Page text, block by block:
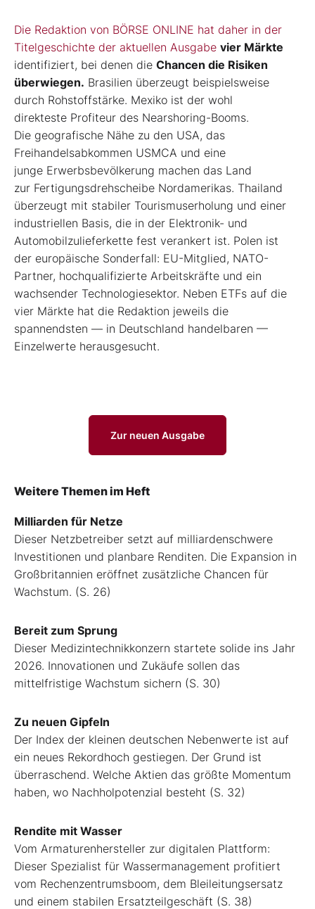
Die Redaktion von BÖRSE ONLINE hat daher in der
Titelgeschichte der aktuellen Ausgabe vier Märkte
identifiziert, bei denen die Chancen die Risiken
überwiegen. Brasilien überzeugt beispielsweise
durch Rohstoffstärke. Mexiko ist der wohl
direkteste Profiteur des Nearshoring-Booms.
Die geografische Nähe zu den USA, das
Freihandelsabkommen USMCA und eine
junge Erwerbsbevölkerung machen das Land
zur Fertigungsdrehscheibe Nordamerikas. Thailand
überzeugt mit stabiler Tourismuserholung und einer
industriellen Basis, die in der Elektronik- und
Automobilzulieferkette fest verankert ist. Polen ist
der europäische Sonderfall: EU-Mitglied, NATO-
Partner, hochqualifizierte Arbeitskräfte und ein
wachsender Technologiesektor. Neben ETFs auf die
vier Märkte hat die Redaktion jeweils die
spannendsten — in Deutschland handelbaren —
Einzelwerte herausgesucht.
Zur neuen Ausgabe
Weitere Themen im Heft
Milliarden für Netze
Dieser Netzbetreiber setzt auf milliardenschwere
Investitionen und planbare Renditen. Die Expansion in
Großbritannien eröffnet zusätzliche Chancen für
Wachstum. (S. 26)
Bereit zum Sprung
Dieser Medizintechnikkonzern startete solide ins Jahr
2026. Innovationen und Zukäufe sollen das
mittelfristige Wachstum sichern (S. 30)
Zu neuen Gipfeln
Der Index der kleinen deutschen Nebenwerte ist auf
ein neues Rekordhoch gestiegen. Der Grund ist
überraschend. Welche Aktien das größte Momentum
haben, wo Nachholpotenzial besteht (S. 32)
Rendite mit Wasser
Vom Armaturenhersteller zur digitalen Plattform:
Dieser Spezialist für Wassermanagement profitiert
vom Rechenzentrumsboom, dem Bleileitungsersatz
und einem stabilen Ersatzteilgeschäft (S. 38)